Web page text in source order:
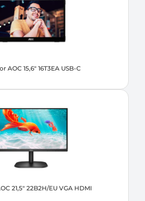
AOC 15,6" 16T3EA USB-C
21,5" 22B2H/EU VGA HDMI